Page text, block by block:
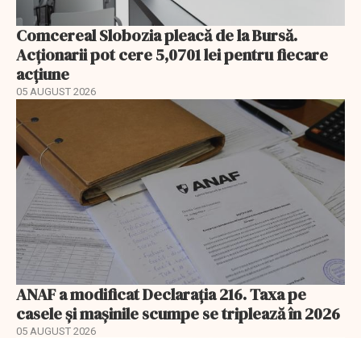
Comcereal Slobozia pleacă de la Bursă.
Acționarii pot cere 5,0701 lei pentru fiecare
acțiune
05 AUGUST 2026
ANAF a modificat Declarația 216. Taxa pe
casele și mașinile scumpe se triplează în 2026
05 AUGUST 2026